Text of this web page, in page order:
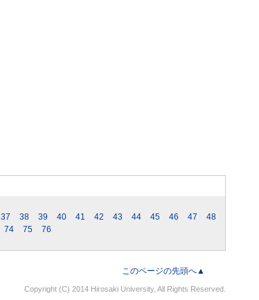
37 38 39 40 41 42 43 44 45 46 47
48
74 75 76
このページの先頭へ▲
Copyright (C) 2014 Hirosaki University, All Rights Reserved.